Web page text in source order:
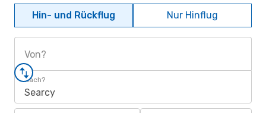
Hin- und Rückflug Nur Hinflug
Von?
Nach?
Searcy